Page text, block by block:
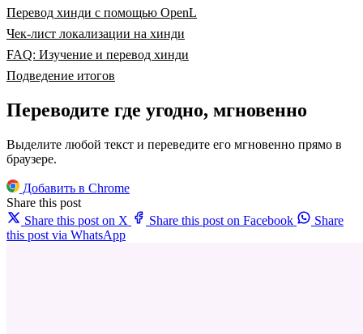
Перевод хинди с помощью OpenL
Чек-лист локализации на хинди
FAQ: Изучение и перевод хинди
Подведение итогов
Переводите где угодно, мгновенно
Выделите любой текст и переведите его мгновенно прямо в
браузере.
Добавить в Chrome
Share this post
Share this post on X
Share this post on Facebook
Share
this post via WhatsApp